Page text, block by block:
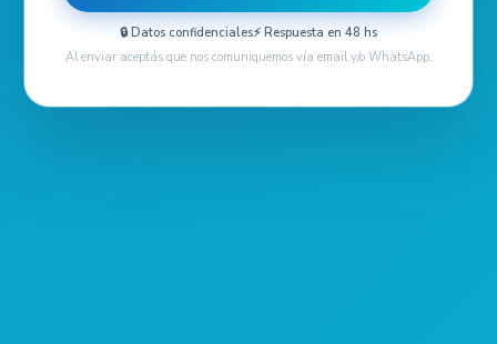
🔒 Datos confidenciales⚡ Respuesta en 48 hs
Al enviar aceptás que nos comuniquemos vía email y/o WhatsApp.